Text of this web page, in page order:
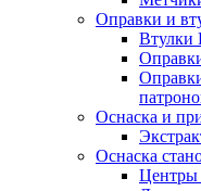
Оправки и
Втулки
Оснаска и
Оснаска
Центры